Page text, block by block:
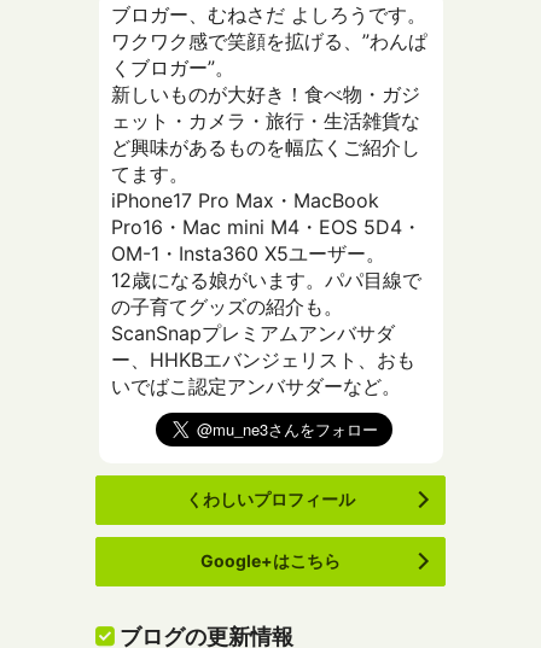
ブロガー、むねさだ よしろうです。
ワクワク感で笑顔を拡げる、”わんぱ
くブロガー”。
新しいものが大好き！食べ物・ガジ
ェット・カメラ・旅行・生活雑貨な
ど興味があるものを幅広くご紹介し
てます。
iPhone17 Pro Max・MacBook
Pro16・Mac mini M4・EOS 5D4・
OM-1・Insta360 X5ユーザー。
12歳になる娘がいます。パパ目線で
の子育てグッズの紹介も。
ScanSnapプレミアムアンバサダ
ー、HHKBエバンジェリスト、おも
いでばこ認定アンバサダーなど。
くわしいプロフィール
Google+はこちら
ブログの更新情報